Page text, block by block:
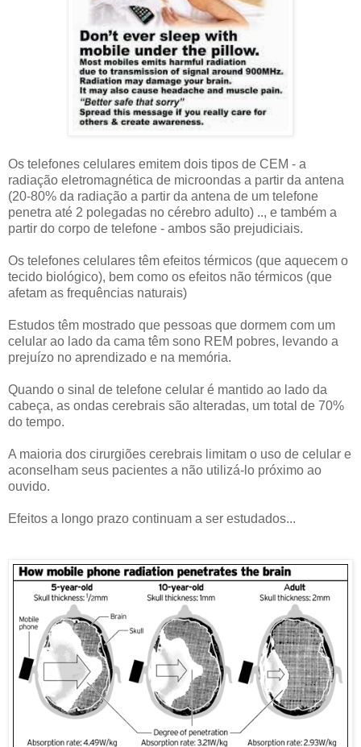
Os telefones celulares emitem dois tipos de CEM - a
radiação eletromagnética de microondas a partir da antena
(20-80% da radiação a partir da antena de um telefone
penetra até 2 polegadas no cérebro adulto) .., e também a
partir do corpo de telefone - ambos são prejudiciais.
Os telefones celulares têm efeitos térmicos (que aquecem o
tecido biológico), bem como os efeitos não térmicos (que
afetam as frequências naturais)
Estudos têm mostrado que pessoas que dormem com um
celular ao lado da cama têm sono REM pobres, levando a
prejuízo no aprendizado e na memória.
Quando o sinal de telefone celular é mantido ao lado da
cabeça, as ondas cerebrais são alteradas, um total de 70%
do tempo.
A maioria dos cirurgiões cerebrais limitam o uso de celular e
aconselham seus pacientes a não utilizá-lo próximo ao
ouvido.
Efeitos a longo prazo continuam a ser estudados...